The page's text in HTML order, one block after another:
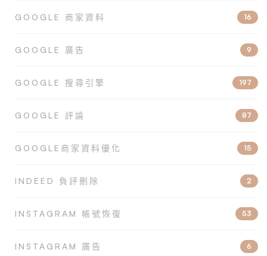
GOOGLE 商家資料 16
GOOGLE 廣告 9
GOOGLE 搜尋引擎 197
GOOGLE 評論 87
GOOGLE商家資料優化 15
INDEED 負評刪除 2
INSTAGRAM 帳號恢復 53
INSTAGRAM 廣告 6